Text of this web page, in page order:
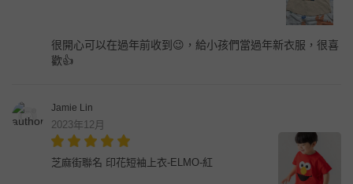
很開心可以在過年前收到😉，給小孩們當過年新衣服，很喜
歡👍
Jamie Lin
2023年12月
芝麻街聯名 印花短袖上衣-ELMO-紅